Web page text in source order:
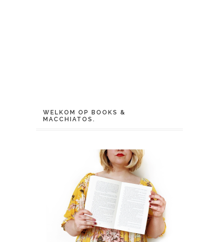
WELKOM OP BOOKS &
MACCHIATOS.